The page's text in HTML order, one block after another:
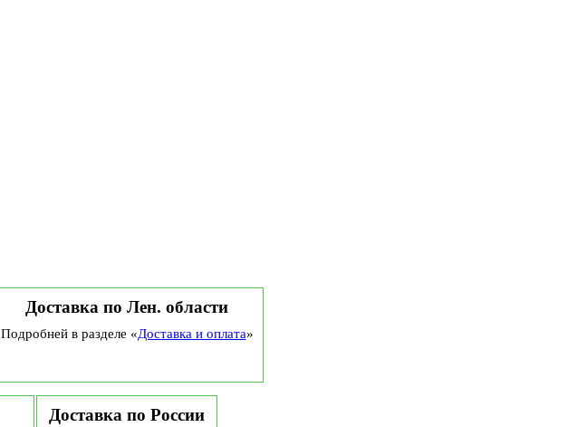
Доставка по Лен. области
Подробней в разделе «Доставка и оплата»
Доставка по России